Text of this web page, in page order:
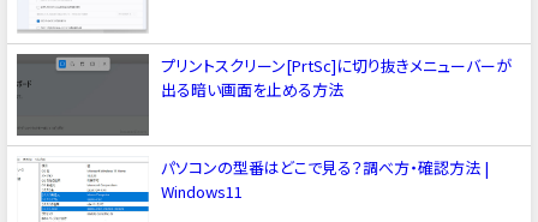
プリントスクリーン[PrtSc]に切り抜きメニューバーが
出る暗い画面を止める方法
パソコンの型番はどこで見る？調べ方・確認方法 |
Windows11